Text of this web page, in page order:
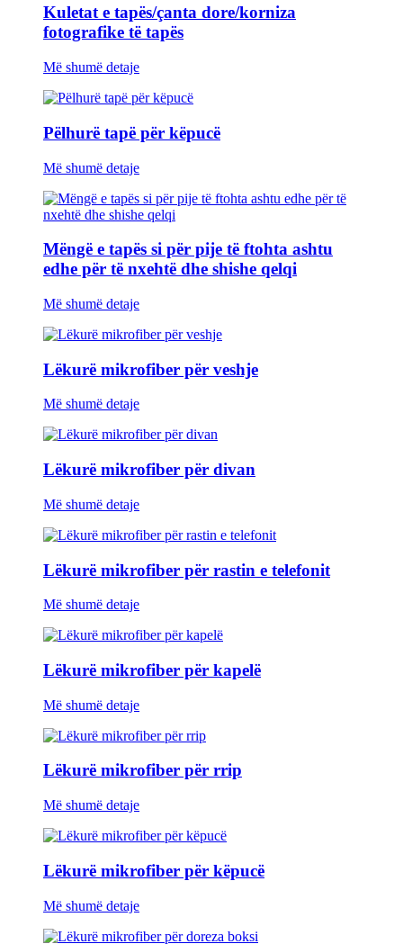
Kuletat e tapës/çanta dore/korniza
fotografike të tapës
Më shumë detaje
Pëlhurë tapë për këpucë
Më shumë detaje
Mëngë e tapës si për pije të ftohta ashtu
edhe për të nxehtë dhe shishe qelqi
Më shumë detaje
Lëkurë mikrofiber për veshje
Më shumë detaje
Lëkurë mikrofiber për divan
Më shumë detaje
Lëkurë mikrofiber për rastin e telefonit
Më shumë detaje
Lëkurë mikrofiber për kapelë
Më shumë detaje
Lëkurë mikrofiber për rrip
Më shumë detaje
Lëkurë mikrofiber për këpucë
Më shumë detaje